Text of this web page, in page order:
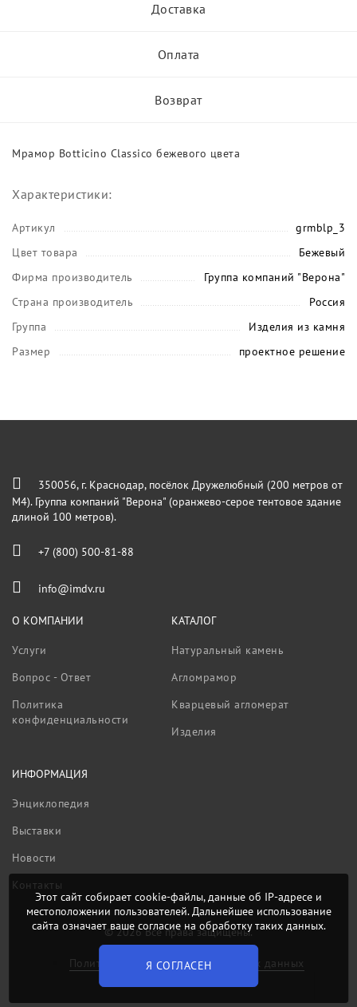
Доставка
Оплата
Возврат
Мрамор Botticino Classico бежевого цвета
Характеристики:
Артикул
grmblp_3
Цвет товара
Бежевый
Фирма производитель
Группа компаний "Верона"
Страна производитель
Россия
Группа
Изделия из камня
Размер
проектное решение
350056, г. Краснодар, посёлок Дружелюбный (200 метров от
М4). Группа компаний "Верона" (оранжево-серое тентовое здание
длиной 100 метров).
+7 (800) 500-81-88
info@imdv.ru
О КОМПАНИИ
Услуги
Вопрос - Ответ
Политика
конфиденциальности
КАТАЛОГ
Натуральный камень
Агломрамор
Кварцевый агломерат
Изделия
ИНФОРМАЦИЯ
Энциклопедия
Выставки
Новости
Контакты
© 2026 Все права защищены.
Политика обработки персональных данных
Этот сайт собирает cookie-файлы, данные об IP-адресе и
местоположении пользователей. Дальнейшее использование
сайта означает ваше согласие на обработку таких данных.
Я СОГЛАСЕН